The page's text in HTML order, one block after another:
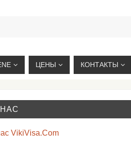
ЦЕНЫ КОНТАКТЫ
VikiVisa.Com